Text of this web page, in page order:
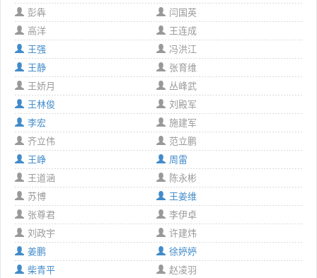
彭犇
闫国英
高洋
王连成
王强
冯洪江
王静
张育维
王娇月
丛峰武
王林俊
刘殿军
李宏
施建军
齐立伟
范立鹏
王峥
周雷
王道涵
陈永彬
苏博
王姜维
张尊君
李伊卓
刘政宇
许建炜
姜鹏
徐婷婷
柴青平
赵凌羽